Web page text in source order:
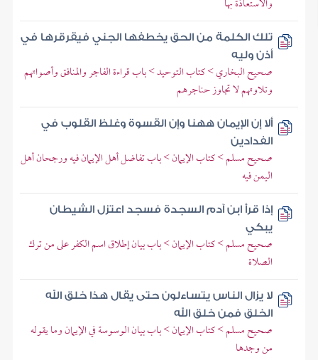
تلك الكلمة من الحق يخطفها الجني فيقرقرها في
أذن وليه
صحيح البخاري > كتاب التوحيد > باب قراءة الفاجر والمنافق وأصواتهم
وتلاوتهم لا تجاوز حناجرهم
ألا إن الإيمان ههنا وإن القسوة وغلظ القلوب في
الفدادين
صحيح مسلم > كتاب الإيمان > باب تفاضل أهل الإيمان فيه ورجحان أهل
اليمن فيه
إذا قرأ ابن آدم السجدة فسجد اعتزل الشيطان
يبكي
صحيح مسلم > كتاب الإيمان > باب بيان إطلاق اسم الكفر على من ترك
الصلاة
لا يزال الناس يتساءلون حتى يقال هذا خلق الله
الخلق فمن خلق الله
صحيح مسلم > كتاب الإيمان > باب بيان الوسوسة في الإيمان وما يقوله
من وجدها